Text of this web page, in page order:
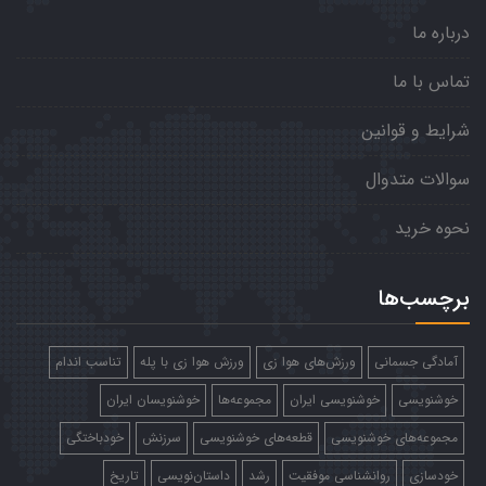
درباره ما
تماس با ما
شرایط و قوانین
سوالات متدوال
نحوه خرید
برچسب‌ها
آمادگی جسمانی ورزش‌های هوا زی ورزش هوا زی با پله
تناسب اندام
خوشنویسی
خوشنویسی ایران مجموعه‌ها
خوشنویسان ایران
مجموعه‌های خوشنویسی
قطعه‌های خوشنویسی سرزنش
خودباختگی
خودسازی
روانشناسی موفقیت رشد داستان‌نویسی تاریخ